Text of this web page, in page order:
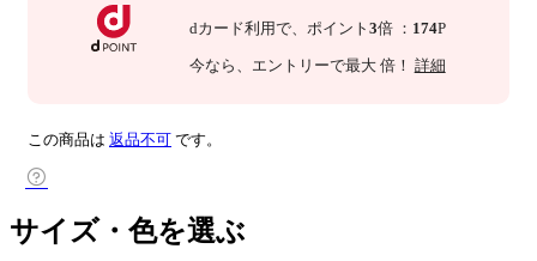
dカード利用で、 ポイント 3倍 ： 174P
今なら 、エントリーで最大 倍！ 詳細
この商品は 返品不可 です。
サイズ・色を選ぶ